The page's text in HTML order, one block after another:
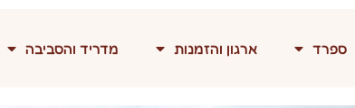
ספרד ארגון והזמנות מדריד והסביבה